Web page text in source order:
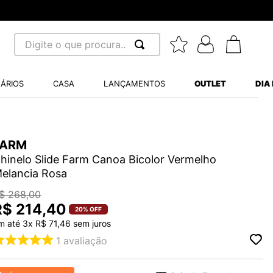
Digite o que procura...
CASA LANÇAMENTOS OUTLET DIA
Slide Farm Canoa Bicolor Vermelho
Rosa
268,00
214,40 20% OFF
até 3x R$ 71,46 sem juros
1 avaliação
BALANCE 530
VANS ULTRARANGE